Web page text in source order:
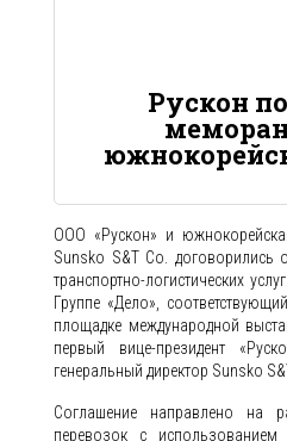
Рускон
ООО «Рускон» и
Sunsko S&T Co. договорились
транспортно-логистических
Группе «Дело»,
площадке международной
первый вице-президент
генеральный директор Sunsko
Соглашение направлено на
перевозок с